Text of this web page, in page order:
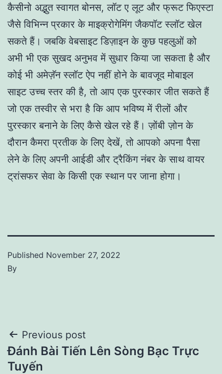
कैसीनो अद्भुत स्वागत बोनस, लॉट ए लूट और फ्रूट फिएस्टा
जैसे विभिन्न प्रकार के माइक्रोगेमिंग जैकपॉट स्लॉट खेल
सकते हैं। जबकि वेबसाइट डिज़ाइन के कुछ पहलुओं को
अभी भी एक सुखद अनुभव में सुधार किया जा सकता है और
कोई भी अमेज़ॅन स्लॉट ऐप नहीं होने के बावजूद मोबाइल
साइट उच्च स्तर की है, तो आप एक पुरस्कार जीत सकते हैं
जो एक तस्वीर से भरा है कि आप भविष्य में रीलों और
पुरस्कार बनाने के लिए कैसे खेल रहे हैं। ज़ोंबी ज़ोन के
दौरान कैमरा प्रतीक के लिए देखें, तो आपको अपना पैसा
लेने के लिए अपनी आईडी और ट्रैकिंग नंबर के साथ वायर
ट्रांसफर सेवा के किसी एक स्थान पर जाना होगा।
Published November 27, 2022
By
Post
navigation
Previous post
Đánh Bài Tiến Lên Sòng Bạc Trực
Tuyến